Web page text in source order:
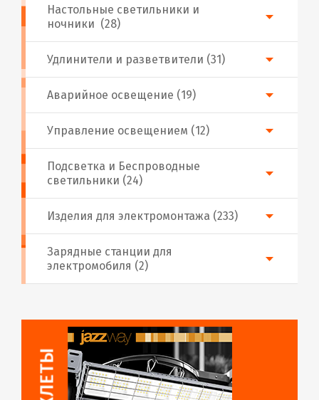
Аварийное освещение (19)
Настольные светильники и
ночники (28)
Подсветка и Беспроводные
светильники (24)
Изделия для электромонтажа (233)
Удлинители и разветвители (31)
Управление освещением (12)
Зарядные станции для
электромобиля (2)